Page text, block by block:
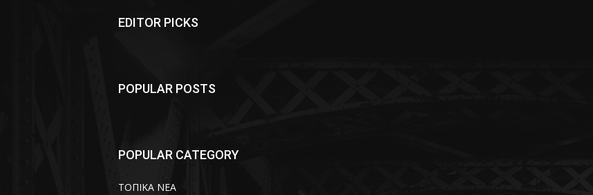
EDITOR PICKS
POPULAR POSTS
POPULAR CATEGORY
ΤΟΠΙΚΑ ΝΕΑ